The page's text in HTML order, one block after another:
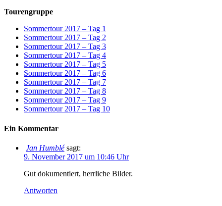
Tourengruppe
Sommertour 2017 – Tag 1
Sommertour 2017 – Tag 2
Sommertour 2017 – Tag 3
Sommertour 2017 – Tag 4
Sommertour 2017 – Tag 5
Sommertour 2017 – Tag 6
Sommertour 2017 – Tag 7
Sommertour 2017 – Tag 8
Sommertour 2017 – Tag 9
Sommertour 2017 – Tag 10
Ein Kommentar
Jan Humblé sagt:
9. November 2017 um 10:46 Uhr
Gut dokumentiert, herrliche Bilder.
Antworten